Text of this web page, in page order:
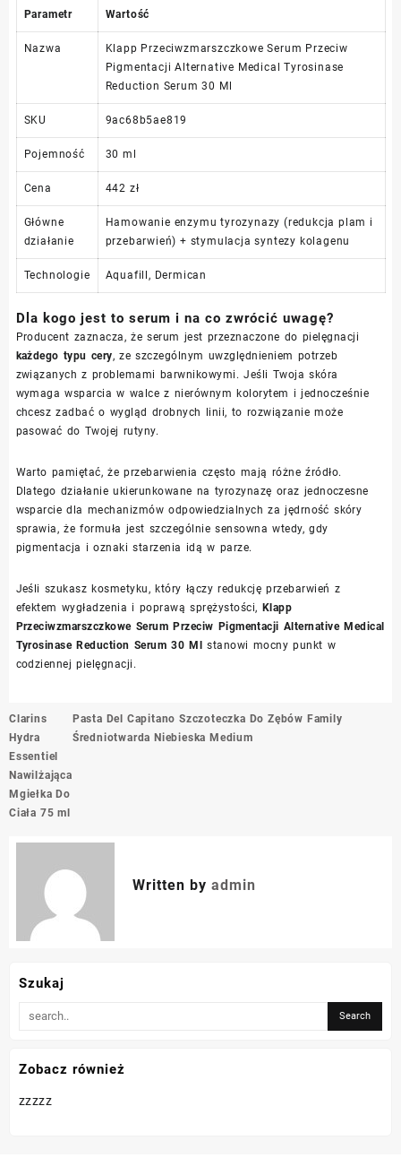
Parametr Wartość
Nazwa
Klapp Przeciwzmarszczkowe Serum Przeciw
Pigmentacji Alternative Medical Tyrosinase
Reduction Serum 30 Ml
SKU 9ac68b5ae819
Pojemność 30 ml
Cena 442 zł
Główne
działanie
Hamowanie enzymu tyrozynazy (redukcja plam i
przebarwień) + stymulacja syntezy kolagenu
Technologie Aquafill, Dermican
Dla kogo jest to serum i na co zwrócić uwagę?
Producent zaznacza, że serum jest przeznaczone do pielęgnacji
każdego typu cery, ze szczególnym uwzględnieniem potrzeb
związanych z problemami barwnikowymi. Jeśli Twoja skóra
wymaga wsparcia w walce z nierównym kolorytem i jednocześnie
chcesz zadbać o wygląd drobnych linii, to rozwiązanie może
pasować do Twojej rutyny.
Warto pamiętać, że przebarwienia często mają różne źródło.
Dlatego działanie ukierunkowane na tyrozynazę oraz jednoczesne
wsparcie dla mechanizmów odpowiedzialnych za jędrność skóry
sprawia, że formuła jest szczególnie sensowna wtedy, gdy
pigmentacja i oznaki starzenia idą w parze.
Jeśli szukasz kosmetyku, który łączy redukcję przebarwień z
efektem wygładzenia i poprawą sprężystości, Klapp
Przeciwzmarszczkowe Serum Przeciw Pigmentacji Alternative Medical
Tyrosinase Reduction Serum 30 Ml stanowi mocny punkt w
codziennej pielęgnacji.
Nawigacja
wpisu
Clarins
Hydra
Essentiel
Nawilżająca
Mgiełka Do
Ciała 75 ml
Pasta Del Capitano Szczoteczka Do Zębów Family
Średniotwarda Niebieska Medium
Written by admin
Szukaj
Zobacz również
zzzzz